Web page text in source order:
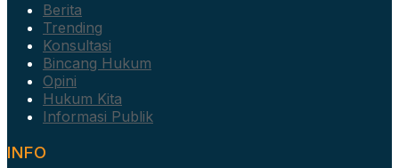
Berita
Trending
Konsultasi
Bincang Hukum
Opini
Hukum Kita
Informasi Publik
INFO